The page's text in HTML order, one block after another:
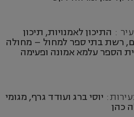
: התיכון לאמנויות, תיכון
רשת בתי ספר למחול – מחולה
הספר עלמא אמונה ופעימה
יוסי ברג ועודד גרף, מגומי
כהן